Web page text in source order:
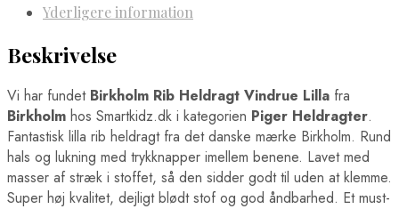
Yderligere information
Beskrivelse
Vi har fundet Birkholm Rib Heldragt Vindrue Lilla fra
Birkholm hos Smartkidz.dk i kategorien Piger Heldragter.
Fantastisk lilla rib heldragt fra det danske mærke Birkholm. Rund
hals og lukning med trykknapper imellem benene. Lavet med
masser af stræk i stoffet, så den sidder godt til uden at klemme.
Super høj kvalitet, dejligt blødt stof og god åndbarhed. Et must-